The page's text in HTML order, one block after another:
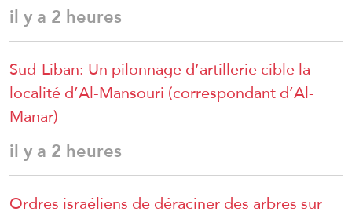
il y a 2 heures
Sud-Liban: Un pilonnage d’artillerie cible la
localité d’Al-Mansouri (correspondant d’Al-
Manar)
il y a 2 heures
Ordres israéliens de déraciner des arbres sur